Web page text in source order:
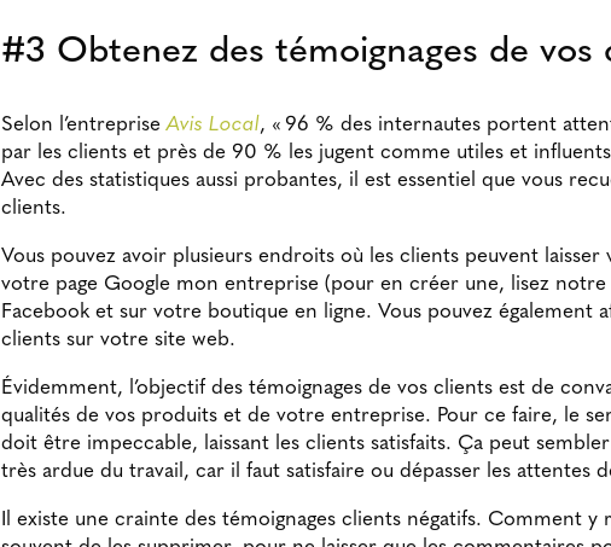
#3 Obtenez des témoignages de vos
Selon l’entrepriseAvis Local, « 96 % des internautes portent
par les clients et près de 90 % les jugent comme utiles et influents
Avec des statistiques aussi probantes, il est essentiel que vous
clients.
Vous pouvez avoir plusieurs endroits où les clients peuvent
votre page Google mon entreprise (pour en créer une, lisez notre
Facebook et sur votre boutique en ligne. Vous pouvez également
clients sur votre site web.
Évidemment, l’objectif des témoignages de vos clients est de
qualités de vos produits et de votre entreprise. Pour ce faire, le
doit être impeccable, laissant les clients satisfaits. Ça peut
très ardue du travail, car il faut satisfaire ou dépasser les attentes
Il existe une crainte des témoignages clients négatifs. Comment